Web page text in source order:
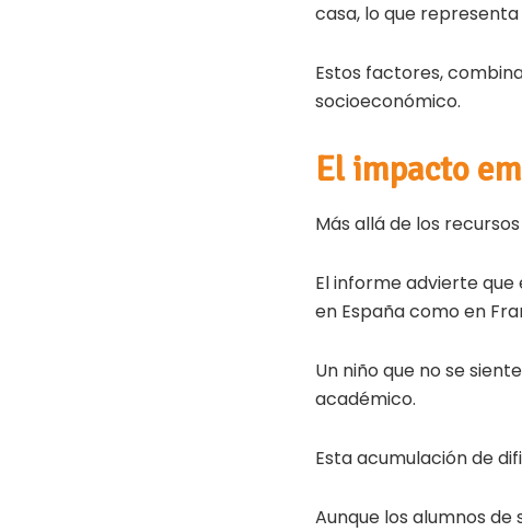
casa, lo que
Estos factores,
socioeconómico.
El impacto
Más allá de los
El informe advierte que
en España como en
Un niño que no se
académico.
Esta acumulación de
Aunque los alumnos